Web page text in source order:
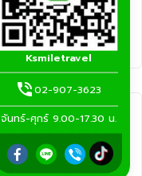
Ksmiletravel
02-907-3623
จันทร์-ศุกร์ 9.00-17.30 น.